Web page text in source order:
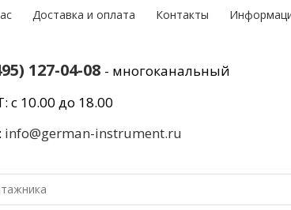
Доставка и оплата Контакты
127-04-08 - многоканальный
с 10.00 до 18.00
info@german-instrument.ru